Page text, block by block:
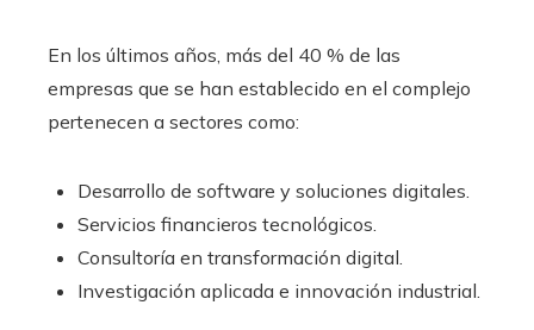
En los últimos años, más del 40 % de las
empresas que se han establecido en el complejo
pertenecen a sectores como:
Desarrollo de software y soluciones digitales.
Servicios financieros tecnológicos.
Consultoría en transformación digital.
Investigación aplicada e innovación industrial.